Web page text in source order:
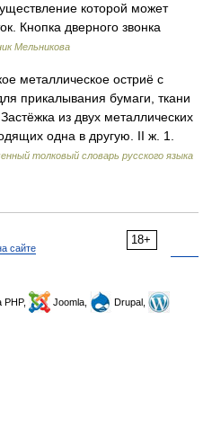
которой может
Кнопка дверного звонка
Мельникова
металлическое остриё с
прикалывания бумаги, ткани
из двух металлических
одна в другую. II ж. 1.
толковый словарь русского языка
18+
сайте
PHP, Joomla,
Drupal,